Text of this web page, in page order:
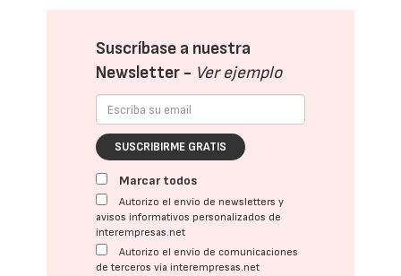
Suscríbase a nuestra
Newsletter - Ver ejemplo
SUSCRIBIRME GRATIS
Marcar todos
Autorizo el envío de newsletters y
avisos informativos personalizados de
interempresas.net
Autorizo el envío de comunicaciones
de terceros vía interempresas.net